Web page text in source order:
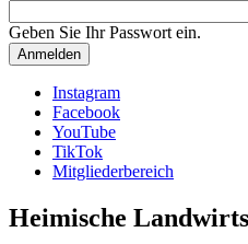
Geben Sie Ihr Passwort ein.
Instagram
Facebook
YouTube
TikTok
Mitgliederbereich
Heimische